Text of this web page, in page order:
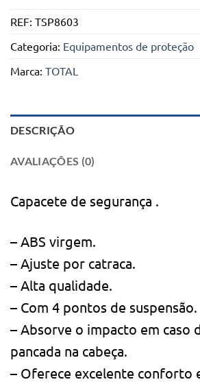
REF: TSP8603
Categoria: Equipamentos de proteção
Marca: TOTAL
DESCRIÇÃO
AVALIAÇÕES (0)
Capacete de segurança .
– ABS virgem.
– Ajuste por catraca.
– Alta qualidade.
– Com 4 pontos de suspensão.
– Absorve o impacto em caso
pancada na cabeça.
– Oferece excelente conforto